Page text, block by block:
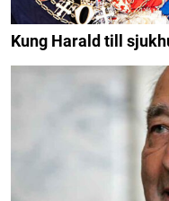
Kung Harald till